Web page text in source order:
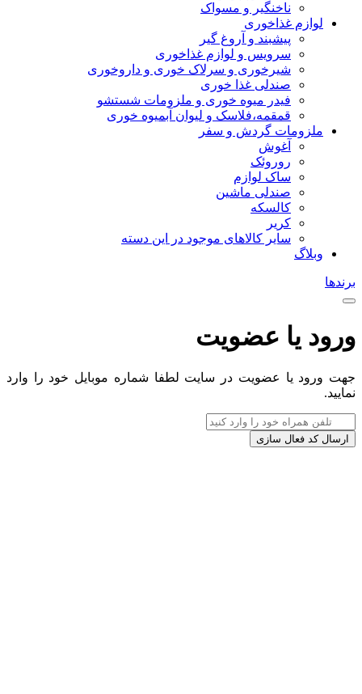
ناخنگیر و مسواک
لوازم غذاخوری
پیشبند و آروغ گیر
سرویس و لوازم غذاخوری
شیرخوری و سرلاک خوری و داروخوری
صندلی غذا خوری
فیدر میوه خوری و ملزومات شستشو
قمقمه،فلاسک و لیوان آبمیوه خوری
ملزومات گردش و سفر
آغوش
روروئک
ساک لوازم
صندلی ماشین
کالسکه
کریر
سایر کالاهای موجود در این دسته
وبلاگ
یا عضویت
ورود یا عضویت در سایت لطفا شماره موبایل خود را وارد
ارسال کد فعال سازی